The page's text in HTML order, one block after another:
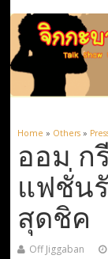
Home » Others»
ออม ก
แฟชั่น
สุดชิค
Off Jiggaban